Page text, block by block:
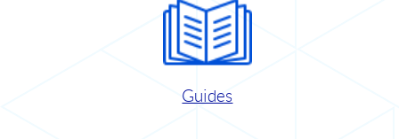
Guides